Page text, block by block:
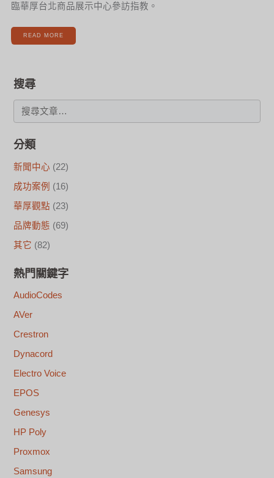
臨華厚台北商品展示中心參訪指教。
READ MORE
搜尋
分類
新聞中心 (22)
成功案例 (16)
華厚觀點 (23)
品牌動態 (69)
其它 (82)
熱門關鍵字
AudioCodes
AVer
Crestron
Dynacord
Electro Voice
EPOS
Genesys
HP Poly
Proxmox
Samsung